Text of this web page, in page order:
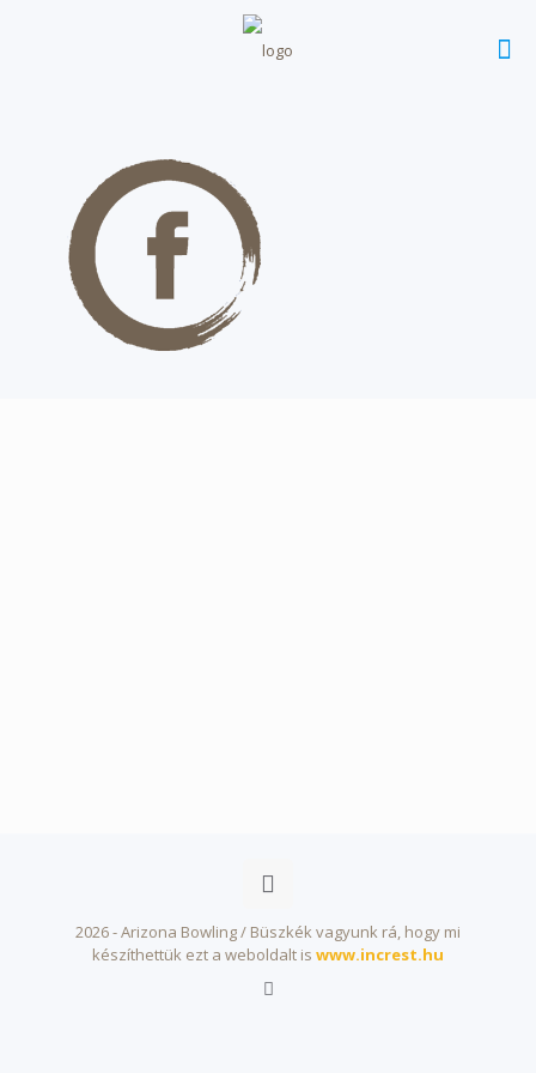
2026 - Arizona Bowling / Büszkék vagyunk rá, hogy mi
készíthettük ezt a weboldalt is www.increst.hu